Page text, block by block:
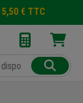
5,50 € TTC